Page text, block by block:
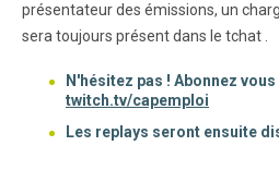
présentateur des émissions, un
sera toujours présent dans le tchat .
N'hésitez pas ! Abonnez
twitch.tv/capemploi
Les replays seront ensuite